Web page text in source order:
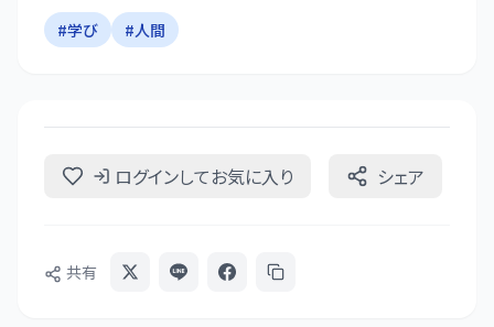
#学び #人間
ログインしてお気に入り シェア
共有